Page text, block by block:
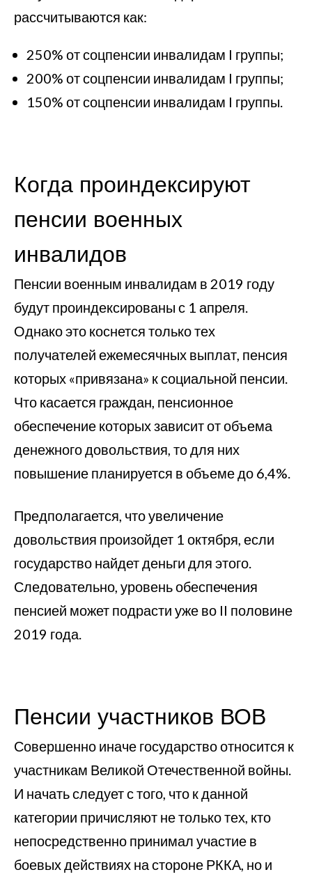
рассчитываются как:
250% от соцпенсии инвалидам I группы;
200% от соцпенсии инвалидам I группы;
150% от соцпенсии инвалидам I группы.
Когда проиндексируют
пенсии военных
инвалидов
Пенсии военным инвалидам в 2019 году
будут проиндексированы с 1 апреля.
Однако это коснется только тех
получателей ежемесячных выплат, пенсия
которых «привязана» к социальной пенсии.
Что касается граждан, пенсионное
обеспечение которых зависит от объема
денежного довольствия, то для них
повышение планируется в объеме до 6,4%.
Предполагается, что увеличение
довольствия произойдет 1 октября, если
государство найдет деньги для этого.
Следовательно, уровень обеспечения
пенсией может подрасти уже во II половине
2019 года.
Пенсии участников ВОВ
Совершенно иначе государство относится к
участникам Великой Отечественной войны.
И начать следует с того, что к данной
категории причисляют не только тех, кто
непосредственно принимал участие в
боевых действиях на стороне РККА, но и